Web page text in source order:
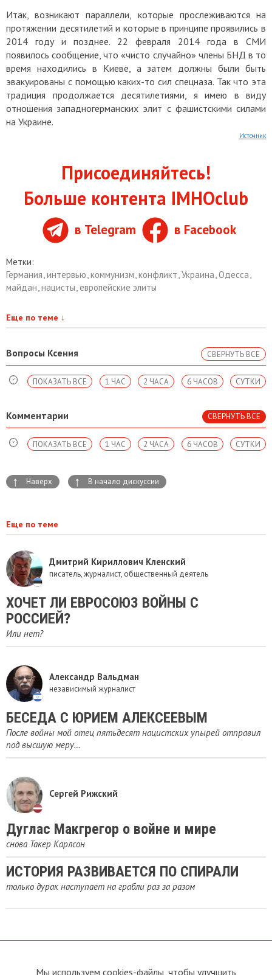
Итак, возникают параллели, которые прослеживаются на
протяжении десятилетий и которые в принципе проявились в
2014 году и позднее. 22 февраля 2014 года в СМИ
появилось сообщение, что «чисто случайно» члены БНД в то
время находились в Киеве, а затем должны были быть
эвакуированы с помощью каких-то сил спецназа. Так что эта
традиция продолжается десятилетиями, я имею в виду
отношения западногерманских элит с фашистскими силами
на Украине.
Источник
Присоединяйтесь!
Больше контента IMHOclub
в Telegram в Facebook
Метки:
Германия интервью коммунизм конфликт Украина Одесса
майдан нацисты европейские элиты
Еще по теме ↓
Вопросы Ксения СВЕРНУТЬ ВСЕ
СУТКИ
6 ЧАСОВ
2 ЧАСА
1 ЧАС
ПОКАЗАТЬ ВСЕ
Комментарии СВЕРНУТЬ ВСЕ
СУТКИ
6 ЧАСОВ
2 ЧАСА
1 ЧАС
ПОКАЗАТЬ ВСЕ
↑ Наверх ↑ В начало дискуссии
Еще по теме
Дмитрий Кириллович Кленский
писатель, журналист, общественный деятель
ХОЧЕТ ЛИ ЕВРОСОЮЗ ВОЙНЫ С
РОССИЕЙ?
Или нет?
Александр Вальдман
независимый журналист
БЕСЕДА С ЮРИЕМ АЛЕКСЕЕВЫМ
После войны мой отец пятьдесят нацистских упырей отправил
под высшую меру…
Сергей Рижский
Дуглас Макгрегор о войне и мире
снова Такер Карлсон
ИСТОРИЯ РАЗВИВАЕТСЯ ПО СПИРАЛИ
только дурак наступает на грабли раз за разом
О сайте Прямая связь с
Мы используем cookies-файлы, чтобы улучшить